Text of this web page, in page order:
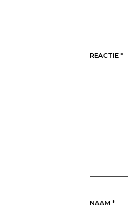
REACTIE *
NAAM *